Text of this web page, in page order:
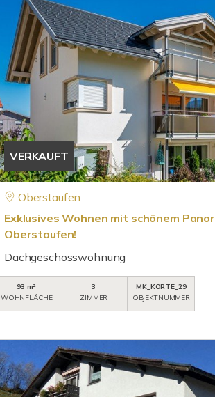
VERKAUFT
Oberstaufen
Exklusives Wohnen mit schönem
Oberstaufen!
Dachgeschosswohnung
93 m²
WOHNFLÄCHE
3
ZIMMER
MK_KORTE_29
OBJEKTNUMMER